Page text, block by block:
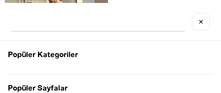
✕
Popüler Kategoriler
Popüler Sayfalar